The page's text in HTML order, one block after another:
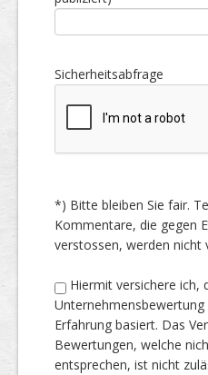
Sicherheitsabfrage
*) Bitte bleiben Sie fair.
Kommentare, die gegen
verstossen, werden nicht
Hiermit versichere ich,
Erfahrung basiert. Das
Bewertungen, welche
entsprechen, ist nicht